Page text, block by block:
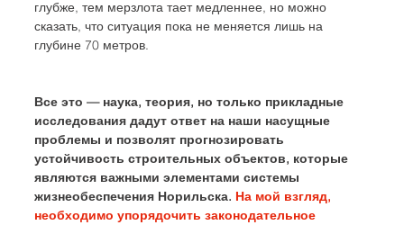
глубже, тем мерзлота тает медленнее, но можно
сказать, что ситуация пока не меняется лишь на
глубине 70 метров.
Все это — наука, теория, но только прикладные
исследования дадут ответ на наши насущные
проблемы и позволят прогнозировать
устойчивость строительных объектов, которые
являются важными элементами системы
жизнеобеспечения Норильска. На мой взгляд,
необходимо упорядочить законодательное